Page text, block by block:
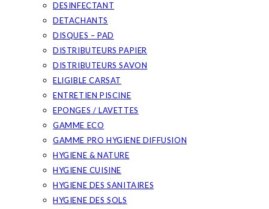
DESINFECTANT
DETACHANTS
DISQUES – PAD
DISTRIBUTEURS PAPIER
DISTRIBUTEURS SAVON
ELIGIBLE CARSAT
ENTRETIEN PISCINE
EPONGES / LAVETTES
GAMME ECO
GAMME PRO HYGIENE DIFFUSION
HYGIENE & NATURE
HYGIENE CUISINE
HYGIENE DES SANITAIRES
HYGIENE DES SOLS